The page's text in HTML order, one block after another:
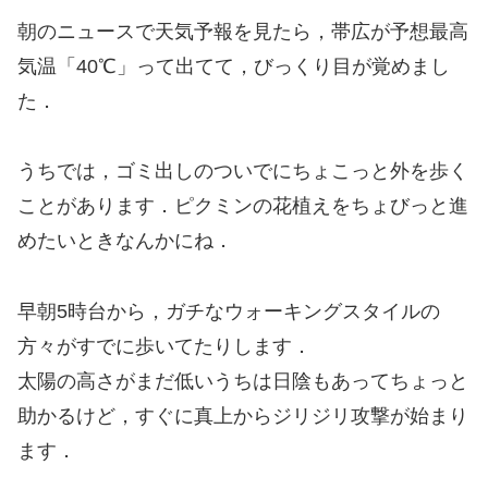
朝のニュースで天気予報を見たら，帯広が予想最高
気温「40℃」って出てて，びっくり目が覚めまし
た．
うちでは，ゴミ出しのついでにちょこっと外を歩く
ことがあります．ピクミンの花植えをちょびっと進
めたいときなんかにね．
早朝5時台から，ガチなウォーキングスタイルの
方々がすでに歩いてたりします．
太陽の高さがまだ低いうちは日陰もあってちょっと
助かるけど，すぐに真上からジリジリ攻撃が始まり
ます．